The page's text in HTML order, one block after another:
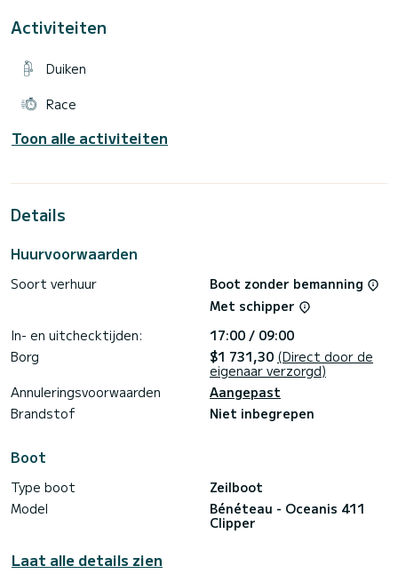
Activiteiten
Duiken
Race
Toon alle activiteiten
Details
Huurvoorwaarden
Soort verhuur
Boot zonder bemanning
Met schipper
In- en uitchecktijden:
17:00 / 09:00
Borg
$1 731,30 (Direct door de
eigenaar verzorgd)
Annuleringsvoorwaarden
Aangepast
Brandstof
Niet inbegrepen
Boot
Type boot
Zeilboot
Model
Bénéteau - Oceanis 411
Clipper
Laat alle details zien